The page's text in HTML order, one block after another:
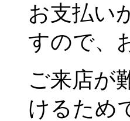
お支払い
すので、
ご来店が
けるため